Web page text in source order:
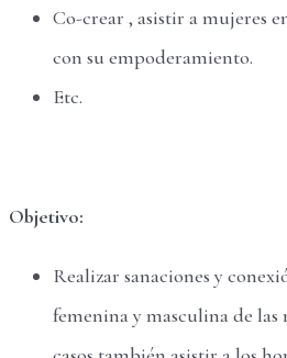
Co-crear , asistir a mujeres
con su empoderamiento.
Etc.
Objetivo:
Realizar sanaciones y
femenina y masculina de las